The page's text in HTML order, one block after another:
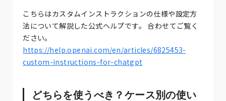
こちらはカスタムインストラクションの仕様や設定方
法について解説した公式ヘルプです。 合わせてご覧く
ださい。
https://help.openai.com/en/articles/6825453-
custom-instructions-for-chatgpt
どちらを使うべき？ケース別の使い